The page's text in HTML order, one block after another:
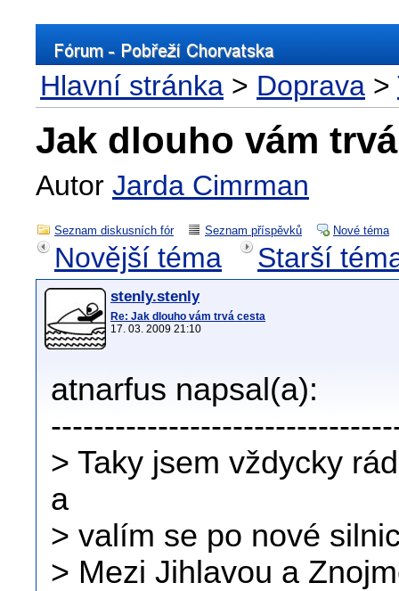
Hlavní stránka > Doprava >
Jak dlouho vám
Autor Jarda Cimrman
Seznam diskusních fór Seznam příspěvků Nové téma
Novější téma Starší
stenly.stenly
Re: Jak dlouho vám trvá cesta
17. 03. 2009 21:10
atnarfus napsal(a):
> Taky jsem vždycky
a
> valím se po nové
> Mezi Jihlavou a